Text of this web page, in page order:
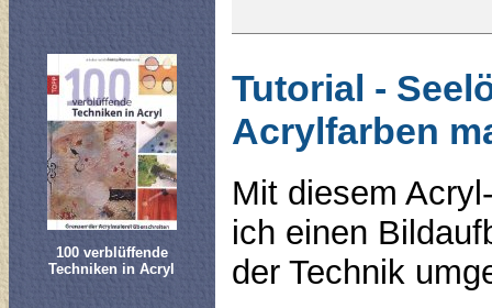
100 verblüffende
Techniken in Acryl
Tutorial -
Acrylfarben
Mit diesem
ich einen
der Technik